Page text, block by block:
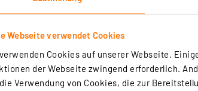
Webseite verwendet Cookies
Cookies auf unserer Webseite.
der Webseite zwingend erforderlich.
Verwendung von Cookies, die zur
8.0 oder iOS 14.0)